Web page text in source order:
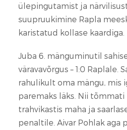
ülepingutamist ja
suupruukimine Rapla
karistatud kollase kaardiga.
Juba 6. mänguminutil
väravavõrgus – 1:0 Raplale.
rahulikult oma mängu, mis
paremaks läks. Nii tõmmati
trahvikastis maha ja
penaltile. Aivar Pohlak aga